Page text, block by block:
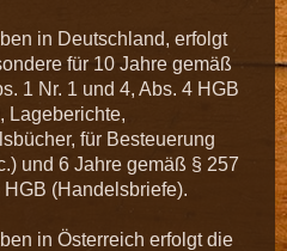
in Deutschland, erfolgt
für 10 Jahre gemäß
1 Nr. 1 und 4, Abs. 4 HGB
Lageberichte,
für Besteuerung
und 6 Jahre gemäß § 257
(Handelsbriefe).
in Österreich erfolgt die